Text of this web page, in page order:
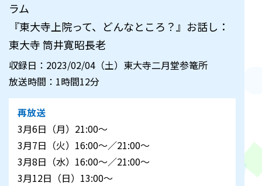
ラム
『東大寺上院って、どんなところ？』お話し：
東大寺 筒井寛昭長老
収録日：2023/02/04（土）東大寺二月堂参篭所
放送時間：1時間12分
再放送
3月6日（月）21:00～
3月7日（火）16:00～／21:00～
3月8日（水）16:00～／21:00～
3月12日（日）13:00～